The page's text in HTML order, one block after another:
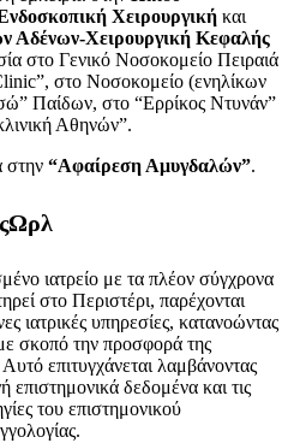
Χειρουργική και
Αδένων-Χειρουργική Κεφαλής
στο Γενικό Νοσοκομείο Πειραιά
στο Νοσοκομείο (ενηλίκων
Παίδων, στο “Ερρίκος Ντυνάν”
Αθηνών”.
στην “Αφαίρεση Αμυγδαλών”.
ιατρείο με τα πλέον σύγχρονα
στο Περιστέρι, παρέχονται
ιατρικές υπηρεσίες, κατανοώντας
σκοπό την προσφορά της
επιτυγχάνεται λαμβάνοντας
επιστημονικά δεδομένα και τις
του επιστημονικού